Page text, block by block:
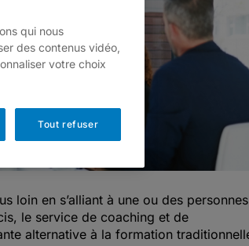
loin en s’alliant à une ou des
le service de coaching et de
alternative à la formation
qui nous
des contenus vidéo,
votre choix
Tout refuser